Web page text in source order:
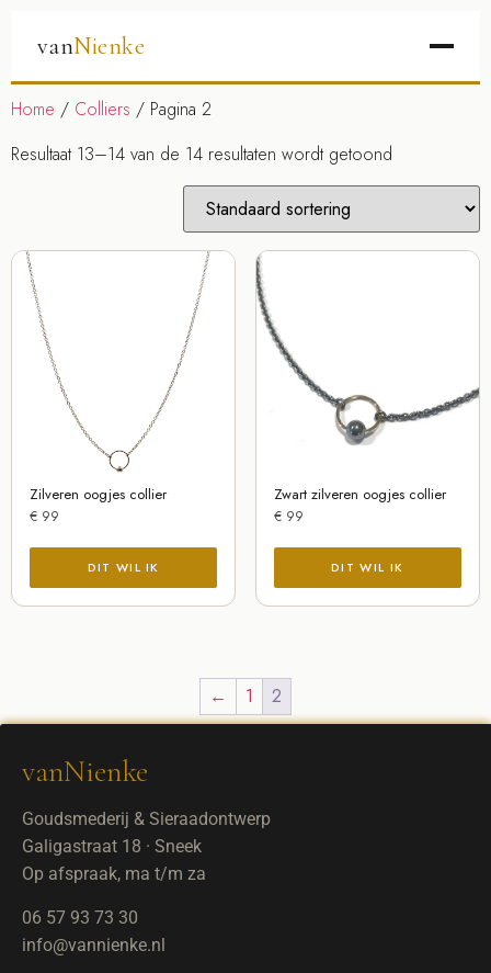
vanNienke
Home / Colliers / Pagina 2
Resultaat 13–14 van de 14 resultaten wordt getoond
Zilveren oogjes collier
€ 99
Zwart zilveren oogjes collier
€99
← 1 2
vanNienke
Goudsmederij & Sieraadontwerp
Galigastraat 18 · Sneek
Op afspraak, ma t/m za
06 57 93 73 30
info@vannienke.nl